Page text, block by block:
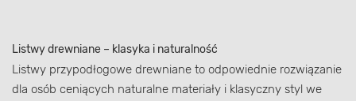
Listwy drewniane – klasyka i naturalność
Listwy przypodłogowe drewniane to odpowiednie rozwiązanie
dla osób ceniących naturalne materiały i klasyczny styl we